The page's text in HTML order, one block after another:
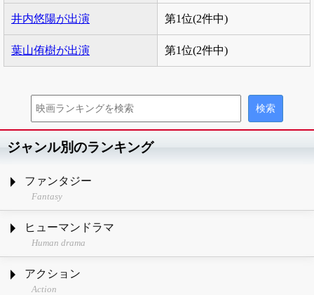
井内悠陽が出演 第1位(2件中)
葉山侑樹が出演 第1位(2件中)
ジャンル別のランキング
ファンタジー
Fantasy
ヒューマンドラマ
Human drama
アクション
Action